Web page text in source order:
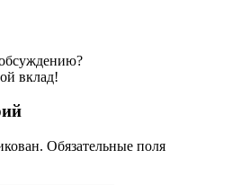
вклад!
Обязательные поля